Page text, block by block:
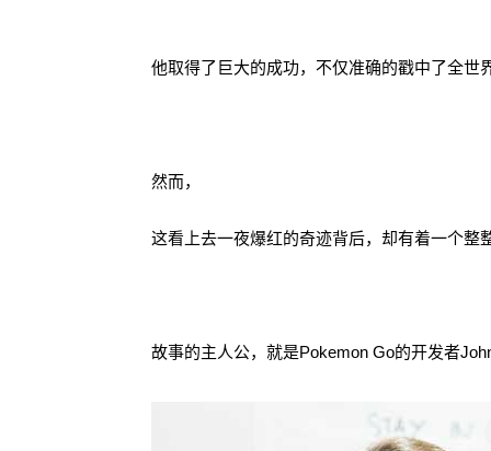
他取得了巨大的成功，不仅准确的戳中了全世
然而，
这看上去一夜爆红的奇迹背后，却有着一个整
故事的主人公，就是Pokemon Go的开发者